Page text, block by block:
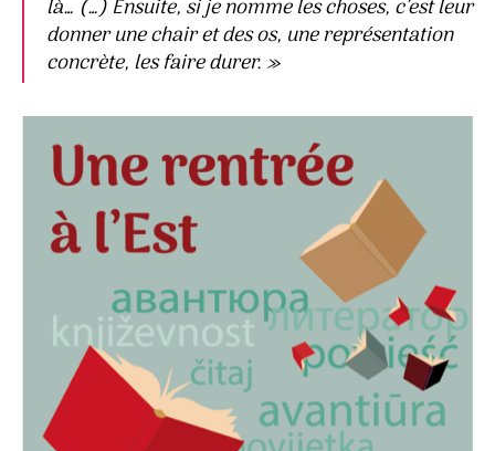
là… (…) Ensuite, si je nomme les choses, c’est leur
donner une chair et des os, une représentation
concrète, les faire durer. »